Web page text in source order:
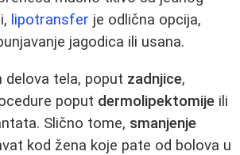
lipotransfer je odlična opcija,
jagodica ili usana.
delova tela, poput zadnjice,
poput dermolipektomije ili
Slično tome, smanjenje
kod žena koje pate od bolova u